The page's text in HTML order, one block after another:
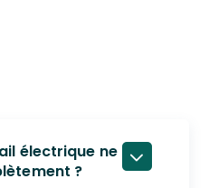
électrique ne
?